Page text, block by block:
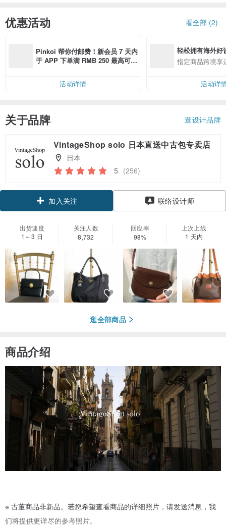
优惠活动 看全部 (2)
Pinkoi 帮你付邮费！新会员 7 天内
于 APP 下单满 RMB 250 最高可折
活动详情
轻松拥有海外好
指定商品跨境享
活动详
关于品牌 逛设计品牌
VintageShop solo 日本直送中古包专卖店
日本
5 (256)
加入关注 联络设计师
出货速度
1～3 日
关注人数
8,732
回应率
98%
上次上线
1 天内
逛全部商品
商品介绍
※ 古董商品非新品。若您希望查看商品的详细照片，请发送消息，我
们将提供更详尽的参考照片。